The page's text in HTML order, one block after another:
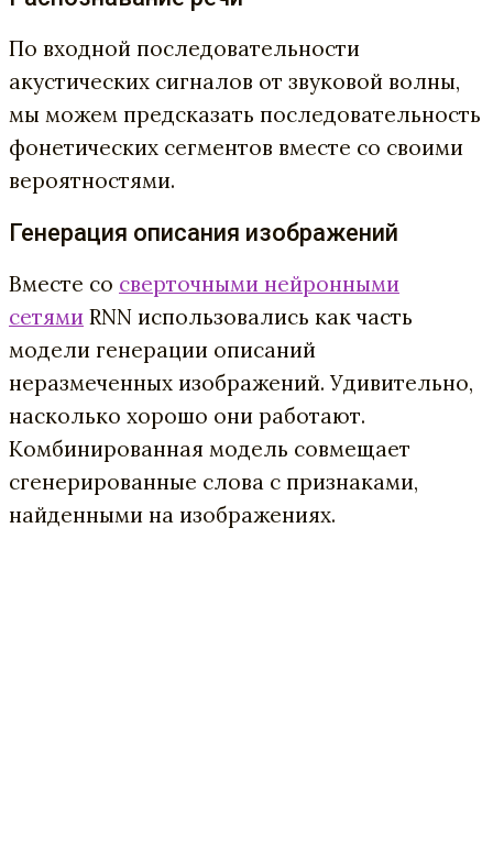
По входной последовательности
акустических сигналов от звуковой волны,
мы можем предсказать последовательность
фонетических сегментов вместе со своими
вероятностями.
Генерация описания изображений
Вместе со сверточными нейронными
сетями RNN использовались как часть
модели генерации описаний
неразмеченных изображений. Удивительно,
насколько хорошо они работают.
Комбинированная модель совмещает
сгенерированные слова с признаками,
найденными на изображениях.